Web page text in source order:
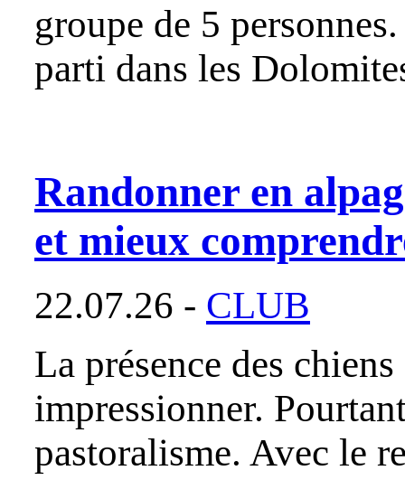
groupe de 5
parti dans les
Randonner en
et mieux
22.07.26 - CLUB
La présence des
impressionner.
pastoralisme. Avec le